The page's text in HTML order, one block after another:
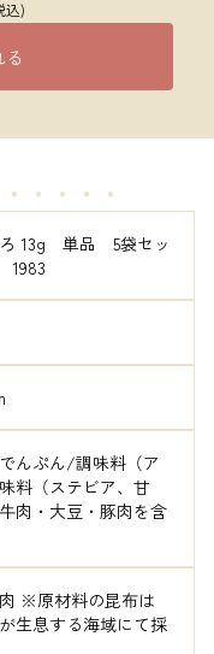
込)
・・・・・
13g　単品　5袋セッ
1983
んぷん/調味料（ア
料（ステビア、甘
肉・大豆・豚肉を含
※原材料の昆布は
生息する海域にて採